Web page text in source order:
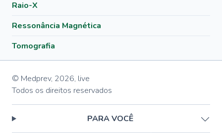
Raio-X
Ressonância Magnética
Tomografia
© Medprev, 2026, live
Todos os direitos reservados
PARA VOCÊ